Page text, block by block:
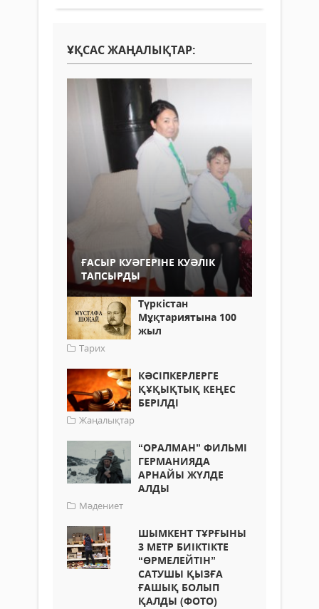
ҰҚСАС ЖАҢАЛЫҚТАР:
ҒАСЫР КУӘГЕРІНЕ КУӘЛІК
ТАПСЫРДЫ
Түркістан
Мұқтариятына 100
жыл
Тарих
КӘСІПКЕРЛЕРГЕ
ҚҰҚЫҚТЫҚ КЕҢЕС
БЕРІЛДІ
Жаңалықтар
“ОРАЛМАН” ФИЛЬМІ
ГЕРМАНИЯДА
АРНАЙЫ ЖҮЛДЕ
АЛДЫ
Мәдениет
ШЫМКЕНТ ТҰРҒЫНЫ
3 МЕТР БИІКТІКТЕ
“ӨРМЕЛЕЙТІН”
САТУШЫ ҚЫЗҒА
ҒАШЫҚ БОЛЫП
ҚАЛДЫ (ФОТО)